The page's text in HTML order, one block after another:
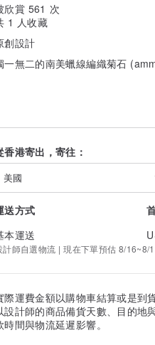
出, 有足夠的保護啊~ (飾品卡+
而有所改變, 圖片只供參考)
的礦石硬度和受熱程度各有不
溫泉啊~)，如果蠟線髒了，可
免睡著後不小心拉址飾品, 加速
會慢慢氧化, 變成較古的銅色,
未經過任何加工的銅配件，所
介意者請慎選唷, 謝謝啊~)
，而是以火輕燒溶化蠟質來
的顏色深淺或紋理等都或有不
線及電腦螢幕顏色設計等不同
遞發貨 (免運費)，客人於[順
點，於下單時留言備註，謝謝
欣賞 561 次
1 人收藏
創設計
一無二的南美蠟線編織菊石
香港寄出，寄往：
美國
送方式
本運送
計師自選物流 | 現在下單預估 8/16~8/
際運費金額以購物車結算或是到
設計師的商品備貨天數、目的地
時間與物流延遲影響。